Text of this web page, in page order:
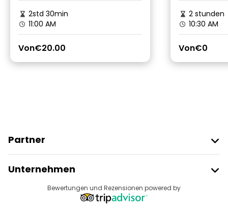
2std 30min
11:00 AM
Von€20.00
2 stunden
10:30 AM
Von€0
Partner
Anbieter-Anmeldung
Affiliate-Programm
Unternehmen
ReisezieleBewertungen und Rezensionen powered by